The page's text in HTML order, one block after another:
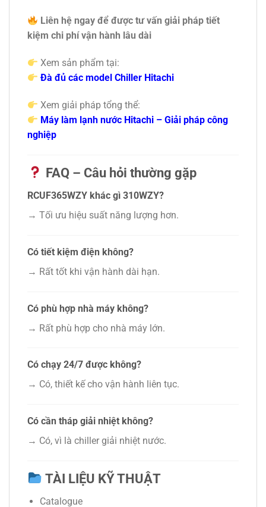
Liên hệ ngay để được tư vấn giải pháp tiết
kiệm chi phí vận hành lâu dài
Xem sản phẩm tại:
Đà đủ các model Chiller Hitachi
Xem giải pháp tổng thể:
Máy làm lạnh nước Hitachi – Giải pháp công
nghiệp
FAQ – Câu hỏi thường gặp
RCUF365WZY khác gì 310WZY?
→ Tối ưu hiệu suất năng lượng hơn.
Có tiết kiệm điện không?
→ Rất tốt khi vận hành dài hạn.
Có phù hợp nhà máy không?
→ Rất phù hợp cho nhà máy lớn.
Có chạy 24/7 được không?
→ Có, thiết kế cho vận hành liên tục.
Có cần tháp giải nhiệt không?
→ Có, vì là chiller giải nhiệt nước.
TÀI LIỆU KỸ THUẬT
Catalogue